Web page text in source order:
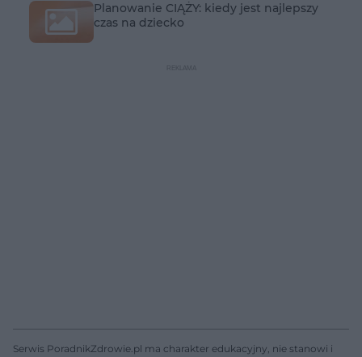
Planowanie CIĄŻY: kiedy jest najlepszy
czas na dziecko
Serwis PoradnikZdrowie.pl ma charakter edukacyjny, nie stanowi i